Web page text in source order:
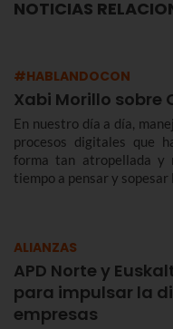
NOTICIAS
#HABLANDOCON
Xabi Morillo sobre
En nuestro día a día,
procesos digitales que
forma tan atropellada y
tiempo a pensar y sopesar
ALIANZAS
APD Norte y
para impulsar la
empresas